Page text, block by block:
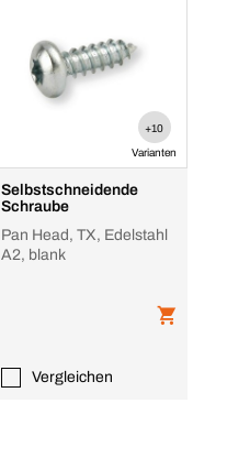
+10
Varianten
Selbstschneidende
Schraube
Pan Head, TX, Edelstahl
A2, blank
Vergleichen